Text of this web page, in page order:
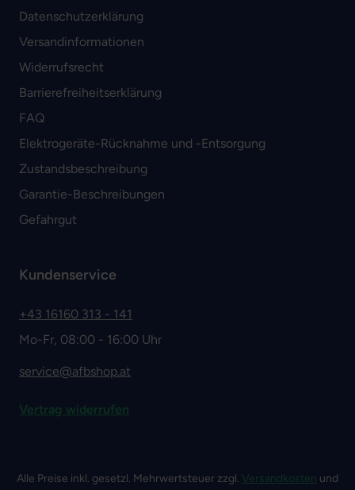
Datenschutzerklärung
Versandinformationen
Widerrufsrecht
Barrierefreiheitserklärung
FAQ
Elektrogeräte-Rücknahme und -Entsorgung
Zustandsbeschreibung
Garantie-Beschreibungen
Gefahrgut
Kundenservice
+43 16160 313 - 141
Mo-Fr, 08:00 - 16:00 Uhr
service@afbshop.at
Vertrag widerrufen
Alle Preise inkl. gesetzl. Mehrwertsteuer zzgl. Versandkosten und